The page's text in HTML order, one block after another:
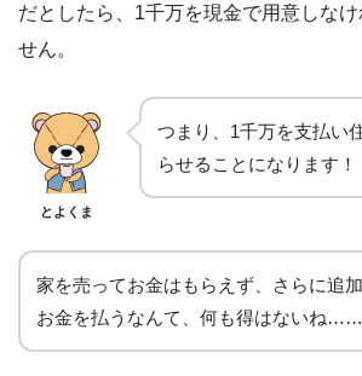
だとしたら、1千万を現金で用意しな
せん。
とよくま
つまり、1千万を支払い
らせることになります！
家を売ってお金はもらえず、さらに追
お金を払うなんて、何も得はないね……